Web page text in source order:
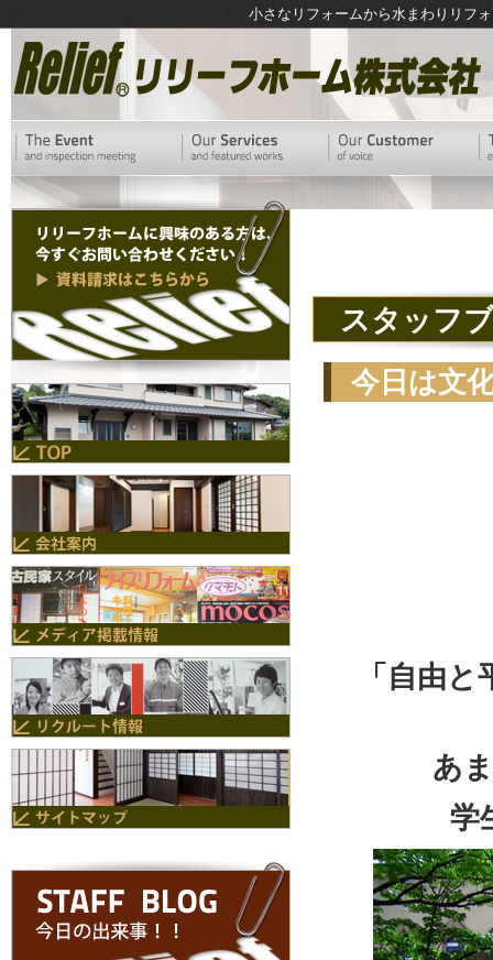
小さなリフォームから水まわりリフ
スタッフ
今日は文
「自由
あ
学